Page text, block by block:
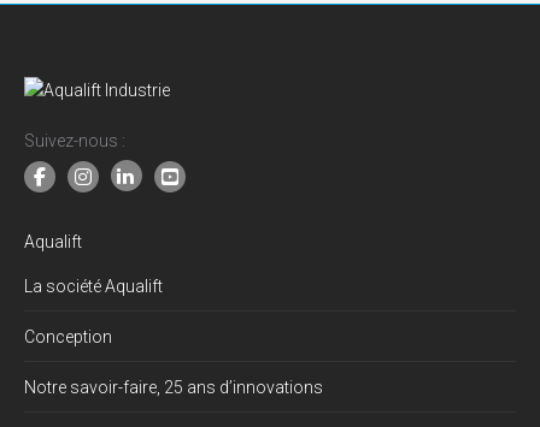
Suivez-nous :
Aqualift
La société Aqualift
Conception
Notre savoir-faire, 25 ans d’innovations